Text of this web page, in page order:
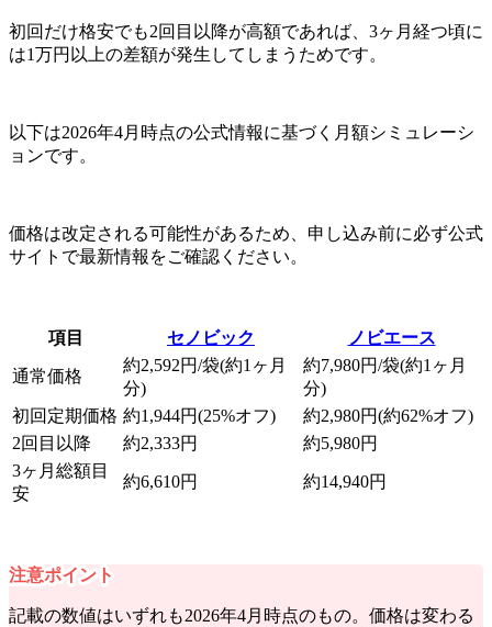
初回だけ格安でも2回目以降が高額であれば、3ヶ月経つ頃に
は1万円以上の差額が発生してしまうためです。
以下は2026年4月時点の公式情報に基づく月額シミュレーシ
ョンです。
価格は改定される可能性があるため、申し込み前に必ず公式
サイトで最新情報をご確認ください。
項目 セノビック ノビエース
通常価格
約2,592円/袋(約1ヶ月
分)
約7,980円/袋(約1ヶ月
分)
初回定期価格 約1,944円(25%オフ)
約2,980円(約62%オフ)
2回目以降
約2,333円
約5,980円
3ヶ月総額目
安
約6,610円 約14,940円
注意ポイント
記載の数値はいずれも2026年4月時点のもの。 価格は変わる